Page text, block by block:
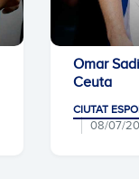
Omar
Ceuta
CIUTAT
08/07/